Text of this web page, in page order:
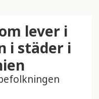
lever i
i städer i